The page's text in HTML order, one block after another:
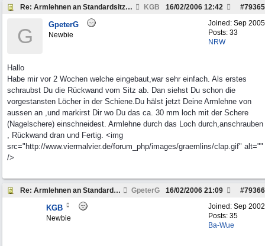
Re: Armlehnen an Standardsitze ? KGB #79365
16/02/2006 12:42
Joined: Sep 2005
Posts: 33
NRW
G GpeterG
Newbie
Hallo
Habe mir vor 2 Wochen welche eingebaut,war sehr einfach. Als erstes
schraubst Du die Rückwand vom Sitz ab. Dan siehst Du schon die
vorgestansten Löcher in der Schiene.Du hälst jetzt Deine Armlehne von
aussen an ,und markirst Dir wo Du das ca. 30 mm loch mit der Schere
(Nagelschere) einschneidest. Armlehne durch das Loch durch,anschrauben
, Rückwand dran und Fertig. <img
src="http://www.viermalvier.de/forum_php/images/graemlins/clap.gif" alt=""
/>
Re: Armlehnen an Standardsitze ? GpeterG #79366
16/02/2006 21:09
Joined: Sep 2002
Posts: 35
Ba-Wue
KGB
Newbie